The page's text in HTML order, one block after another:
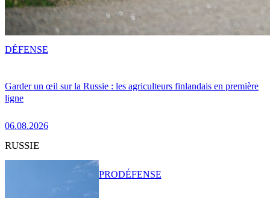
Garder un œil sur la Russie : les agriculteurs finlandais en première
ligne
06.08.2026
DÉFENSE
RUSSIE
PRODÉFENSE